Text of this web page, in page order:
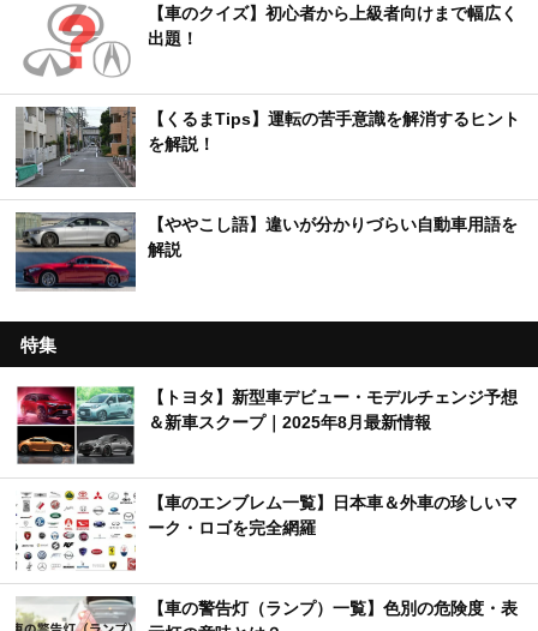
【車のクイズ】初心者から上級者向けまで幅広く
出題！
【くるまTips】運転の苦手意識を解消するヒント
を解説！
【ややこし語】違いが分かりづらい自動車用語を
解説
特集
【トヨタ】新型車デビュー・モデルチェンジ予想
＆新車スクープ｜2025年8月最新情報
【車のエンブレム一覧】日本車＆外車の珍しいマ
ーク・ロゴを完全網羅
【車の警告灯（ランプ）一覧】色別の危険度・表